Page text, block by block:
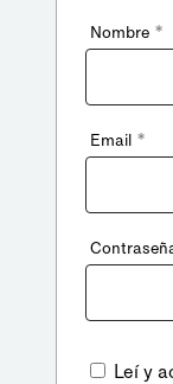
Nombre *
Email *
Leí y